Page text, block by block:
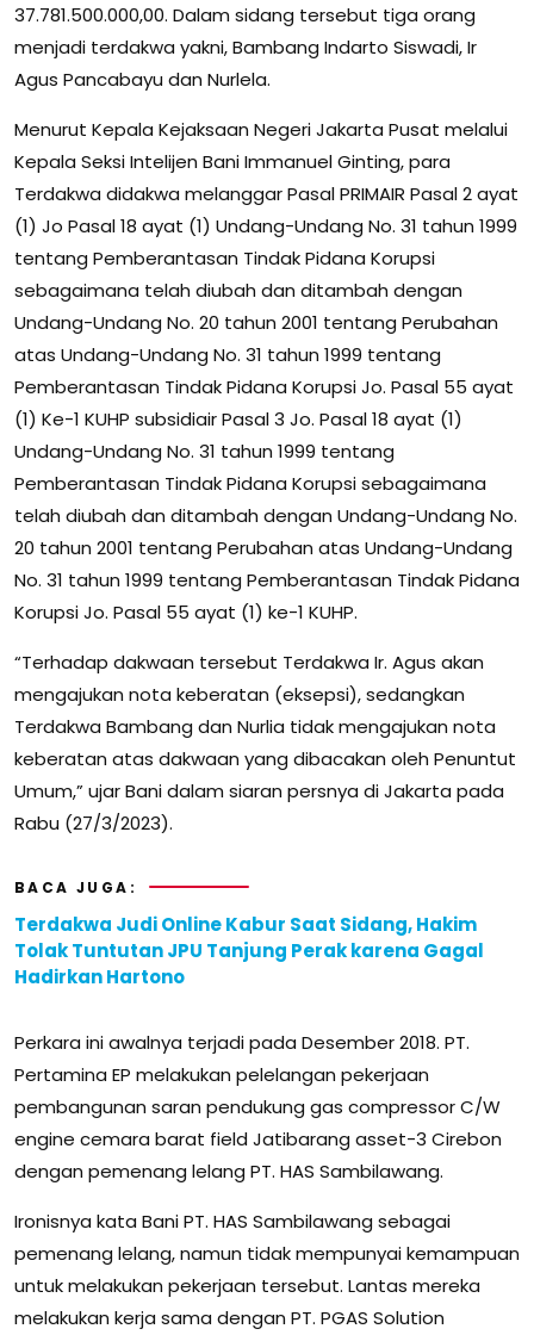
37.781.500.000,00. Dalam sidang tersebut tiga orang
menjadi terdakwa yakni, Bambang Indarto Siswadi, Ir
Agus Pancabayu dan Nurlela.
Menurut Kepala Kejaksaan Negeri Jakarta Pusat melalui
Kepala Seksi Intelijen Bani Immanuel Ginting, para
Terdakwa didakwa melanggar Pasal PRIMAIR Pasal 2 ayat
(1) Jo Pasal 18 ayat (1) Undang-Undang No. 31 tahun 1999
tentang Pemberantasan Tindak Pidana Korupsi
sebagaimana telah diubah dan ditambah dengan
Undang-Undang No. 20 tahun 2001 tentang Perubahan
atas Undang-Undang No. 31 tahun 1999 tentang
Pemberantasan Tindak Pidana Korupsi Jo. Pasal 55 ayat
(1) Ke-1 KUHP subsidiair Pasal 3 Jo. Pasal 18 ayat (1)
Undang-Undang No. 31 tahun 1999 tentang
Pemberantasan Tindak Pidana Korupsi sebagaimana
telah diubah dan ditambah dengan Undang-Undang No.
20 tahun 2001 tentang Perubahan atas Undang-Undang
No. 31 tahun 1999 tentang Pemberantasan Tindak Pidana
Korupsi Jo. Pasal 55 ayat (1) ke-1 KUHP.
“Terhadap dakwaan tersebut Terdakwa Ir. Agus akan
mengajukan nota keberatan (eksepsi), sedangkan
Terdakwa Bambang dan Nurlia tidak mengajukan nota
keberatan atas dakwaan yang dibacakan oleh Penuntut
Umum,” ujar Bani dalam siaran persnya di Jakarta pada
Rabu (27/3/2023).
BACA JUGA:
Terdakwa Judi Online Kabur Saat Sidang, Hakim
Tolak Tuntutan JPU Tanjung Perak karena Gagal
Hadirkan Hartono
Perkara ini awalnya terjadi pada Desember 2018. PT.
Pertamina EP melakukan pelelangan pekerjaan
pembangunan saran pendukung gas compressor C/W
engine cemara barat field Jatibarang asset-3 Cirebon
dengan pemenang lelang PT. HAS Sambilawang.
Ironisnya kata Bani PT. HAS Sambilawang sebagai
pemenang lelang, namun tidak mempunyai kemampuan
untuk melakukan pekerjaan tersebut. Lantas mereka
melakukan kerja sama dengan PT. PGAS Solution